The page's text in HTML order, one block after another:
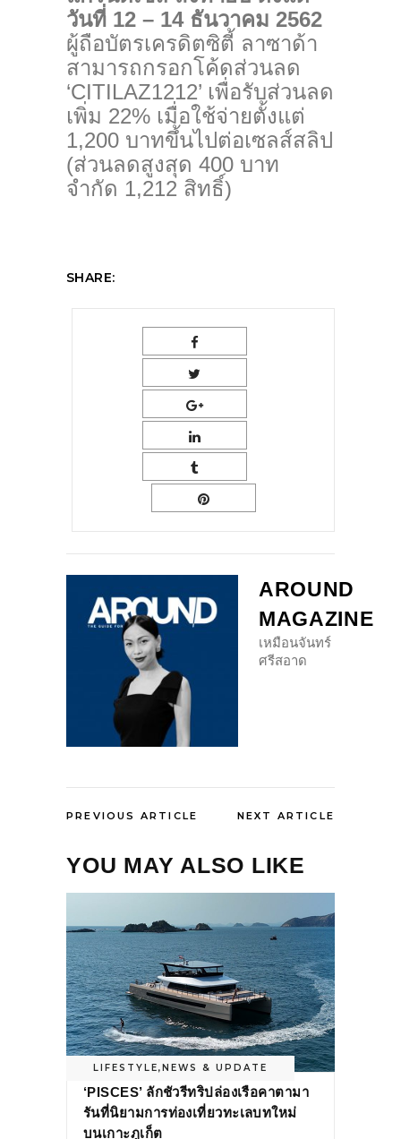
วันที่ 12 – 14 ธันวาคม 2562
ผู้ถือบัตรเครดิตซิตี้ ลาซาด้า
สามารถกรอกโค้ดส่วนลด
‘CITILAZ1212’ เพื่อรับส่วนลด
เพิ่ม 22% เมื่อใช้จ่ายตั้งแต่
1,200 บาทขึ้นไปต่อเซลส์สลิป
(ส่วนลดสูงสุด 400 บาท
จำกัด 1,212 สิทธิ์)
SHARE:
AROUND
MAGAZINE
เหมือนจันทร์
ศรีสอาด
PREVIOUS ARTICLE NEXT ARTICLE
YOU MAY ALSO LIKE
LIFESTYLE,NEWS & UPDATE
‘PISCES’ ลักชัวรีทริปล่องเรือคาตามา
รันที่นิยามการท่องเที่ยวทะเลบทใหม่
บนเกาะภูเก็ต